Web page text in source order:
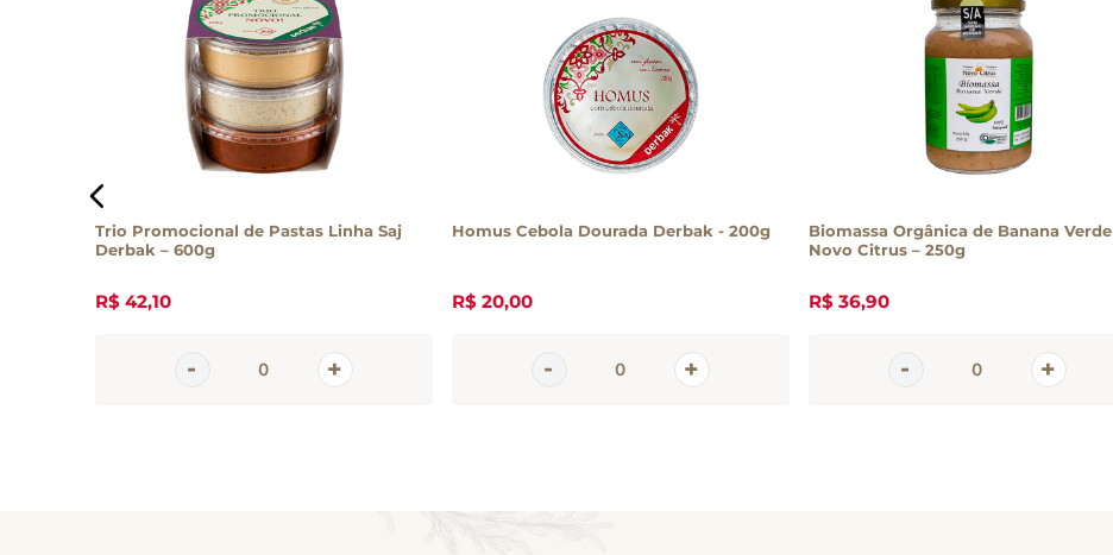
Trio Promocional de Pastas Linha Saj
Derbak – 600g
R$ 42,10
Homus Cebola Dourada Derbak - 200g
R$ 20,00
Biomassa Orgânica de Banana Verde
Novo Citrus – 250g
R$ 36,90